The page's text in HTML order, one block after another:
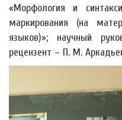
«Морфология и
маркирования (на
языков)»; научный
рецензент – П. М.